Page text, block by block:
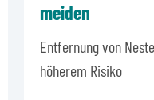
meiden
Entfernung von
höherem Risiko